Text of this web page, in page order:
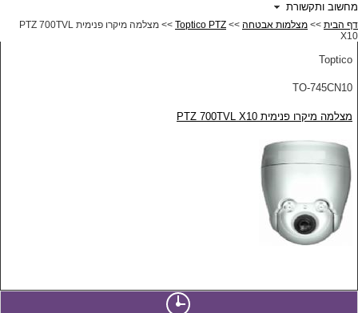
מחשוב ותקשורת
דף הבית >> מצלמות אבטחה >>
Toptico PTZ
>> מצלמה מיקרו פנימית PTZ 700TVL
X10
Toptico
TO-745CN10
מצלמה מיקרו פנימית PTZ 700TVL X10